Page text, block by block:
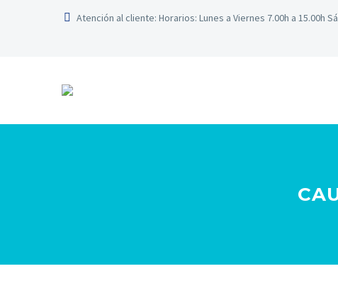
Atención al cliente: Horarios: Lunes a Viernes 7.00h a 15.00h